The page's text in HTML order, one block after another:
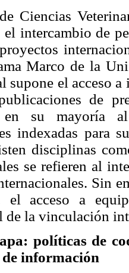
Ciencias
intercambio de
Marco de la
supone el acceso
de
en su mayoría
indexadas para
disciplinas
se refieren al
Sin
el acceso a
de la vinculación
políticas de
información